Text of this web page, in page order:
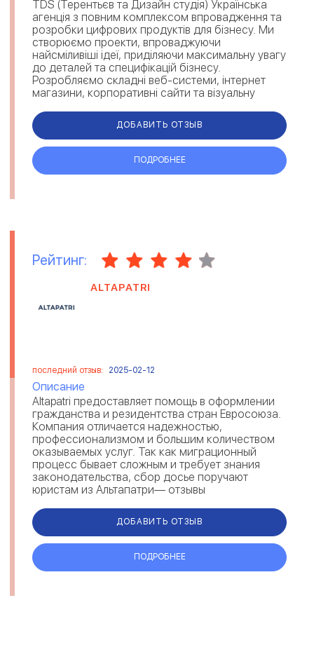
TDS (Терентьєв та Дизайн студія) Українська
агенція з повним комплексом впровадження та
розробки цифрових продуктів для бізнесу. Ми
створюємо проекти, впроваджуючи
найсміливіші ідеї, приділяючи максимальну увагу
до деталей та специфікацій бізнесу.
Розробляємо складні веб-системи, інтернет
магазини, корпоративні сайти та візуальну
ідентифікацію бренду для досягнення...
ДОБАВИТЬ ОТЗЫВ
ПОДРОБНЕЕ
Рейтинг:
ALTAPATRI
последний отзыв: 2025-02-12
Описание
Altapatri предоставляет помощь в оформлении
гражданства и резидентства стран Евросоюза.
Компания отличается надежностью,
профессионализмом и большим количеством
оказываемых услуг. Так как миграционный
процесс бывает сложным и требует знания
законодательства, сбор досье поручают
юристам из Альтапатри— отзывы
вопросов и предостав...
ДОБАВИТЬ ОТЗЫВ
ПОДРОБНЕЕ